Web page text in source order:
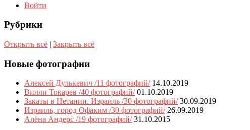
Войти
Рубрики
Открыть всё | Закрыть всё
Новые фотографии
Алексей Дулькевич /11 фотографий/ 14.10.2019
Вилли Токарев /40 фотографий/ 01.10.2019
Закаты в Нетании. Израиль /30 фотографий/ 30.09.2019
Израиль, город Офаким /30 фотографий/ 26.09.2019
Алёна Андерс /19 фотографий/ 31.10.2015